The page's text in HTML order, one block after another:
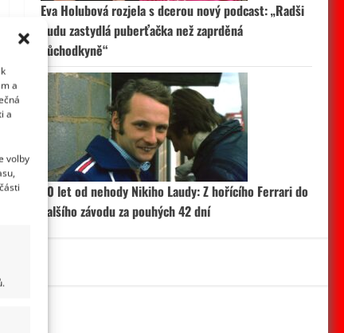
a
a
volby
Eva Holubová rozjela s dcerou nový podcast: „Radši
budu zastydlá puberťačka než zaprděná
důchodkyně“
50 let od nehody Nikiho Laudy: Z hořícího Ferrari do
dalšího závodu za pouhých 42 dní